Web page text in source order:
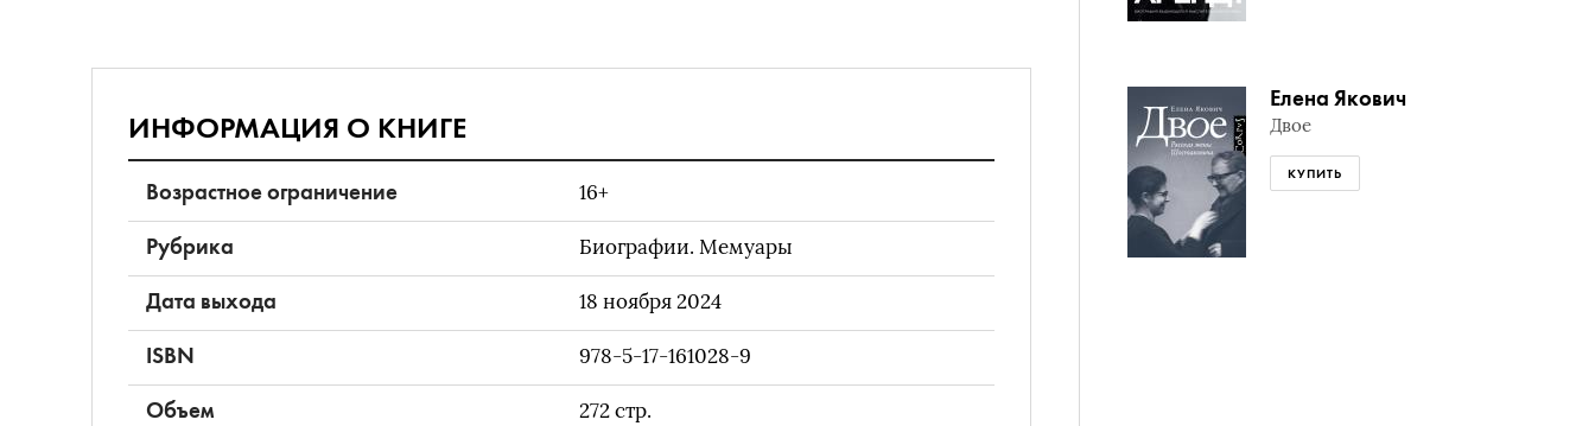
Елена Якович
Двое
КУПИТЬ
ИНФОРМАЦИЯ О КНИГЕ
Возрастное ограничение 16+
Рубрика Биографии. Мемуары
Дата выхода 18 ноября 2024
ISBN 978-5-17-161028-9
Объем 272стр.